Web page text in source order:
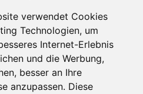
verwendet Cookies
Technologien, um
Internet-Erlebnis
und die Werbung,
besser an Ihre
anzupassen. Diese
Gewerbetreibende